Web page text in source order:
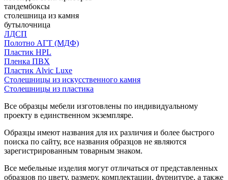
тандембоксы
столешница из камня
бутылочница
ЛДСП
Полотно АГТ (МДФ)
Пластик HPL
Пленка ПВХ
Пластик Alvic Luxe
Столешницы из искусственного камня
Столешницы из пластика
Все образцы мебели изготовлены по индивидуальному
проекту в единственном экземпляре.
Образцы имеют названия для их различия и более быстрого
поиска по сайту, все названия образцов не являются
зарегистрированным товарным знаком.
Все мебельные изделия могут отличаться от представленных
образцов по цвету, размеру, комплектации, фурнитуре, а также